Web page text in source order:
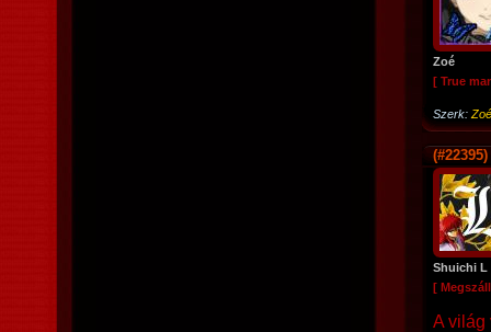
Zoé
[ True
Szerk: Zoé
(#22395)
Shuichi L
[
A világ